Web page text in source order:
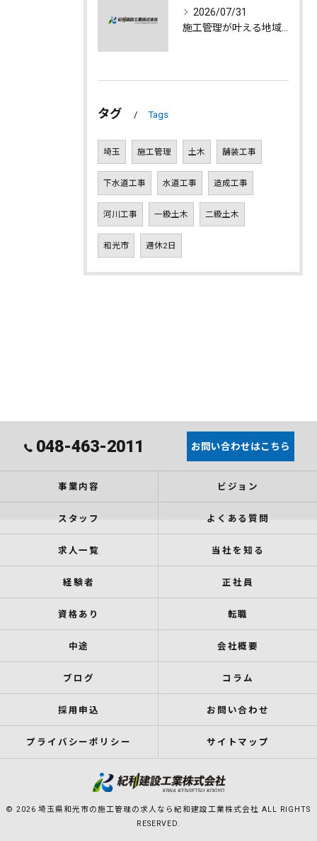
2026/07/31
タグ Tags
埼玉 施工管理 土木 舗装工事
下水道工事 水道工事 造成工事
河川工事 一級土木 二級土木
和光市 週休2日
048-463-2011 お問い合わせはこちら
事業内容 ビジョン
スタッフ よくある質問
求人一覧 当社を知る
経験者 正社員
資格あり 転職
中途 会社概要
ブログ コラム
採用申込 お問い合わせ
プライバシーポリシー サイトマップ
© 2026 埼玉県和光市の施工管理の求人なら紀和建設工業株式会社 ALL RIGHTS
RESERVED.